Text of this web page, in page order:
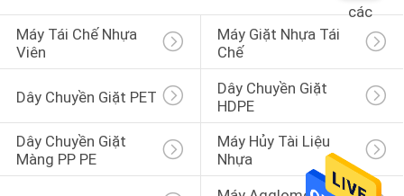
các
Máy Tái Chế Nhựa
Viên
Máy Giặt Nhựa Tái
Chế
Dây Chuyền Giặt PET
Dây Chuyền Giặt
HDPE
Dây Chuyền Giặt
Màng PP PE
Máy Hủy Tài Liệu
Nhựa